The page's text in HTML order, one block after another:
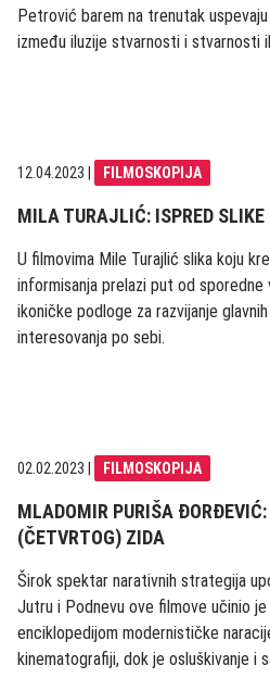
Petrović barem na trenutak
između iluzije stvarnosti i stvarnosti
12.04.2023 FILMOSKOPIJA
MILA TURAJLIĆ: ISPRED
U filmovima Mile Turajlić slika koju
informisanja prelazi put od sporedne
ikoničke podloge za razvijanje
interesovanja po sebi.
02.02.2023 FILMOSKOPIJA
MLADOMIR PURIŠA
(ČETVRTOG) ZIDA
Širok spektar narativnih strategija
Jutru i Podnevu ove filmove učinio
enciklopedijom modernističke
kinematografiji, dok je osluškivanje i